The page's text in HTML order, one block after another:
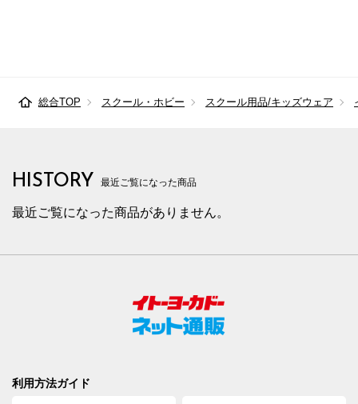
総合TOP スクール・ホビー スクール用品/キッズウェア
HISTORY 最近ご覧になった商品
最近ご覧になった商品がありません。
利用方法ガイド